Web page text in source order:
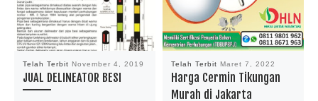
Telah Terbit November 4, 2019
JUAL DELINEATOR BESI
Telah Terbit Maret 7, 2022
Harga Cermin Tikungan
Murah di Jakarta